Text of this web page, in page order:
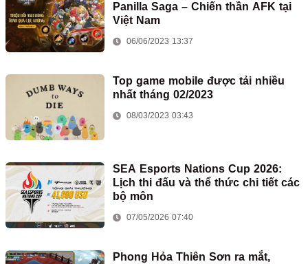
Panilla Saga – Chiến thần AFK tại
Việt Nam
06/06/2023 13:37
Top game mobile được tải nhiều
nhất tháng 02/2023
08/03/2023 03:43
SEA Esports Nations Cup 2026:
Lịch thi đấu và thể thức chi tiết các
bộ môn
07/05/2026 07:40
Phong Hỏa Thiên Sơn ra mắt,